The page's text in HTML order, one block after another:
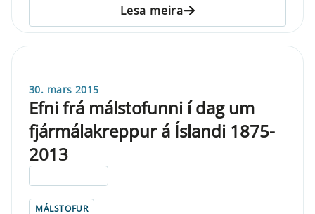
Lesa meira
30. mars 2015
Efni frá málstofunni í dag um
fjármálakreppur á Íslandi 1875-
2013
MÁLSTOFUR